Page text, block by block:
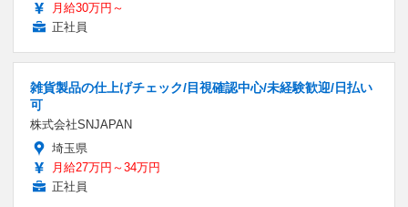
月給30万円～
正社員
雑貨製品の仕上げチェック/目視確認中心/未経験歓迎/日払い
可
株式会社SNJAPAN
埼玉県
月給27万円～34万円
正社員